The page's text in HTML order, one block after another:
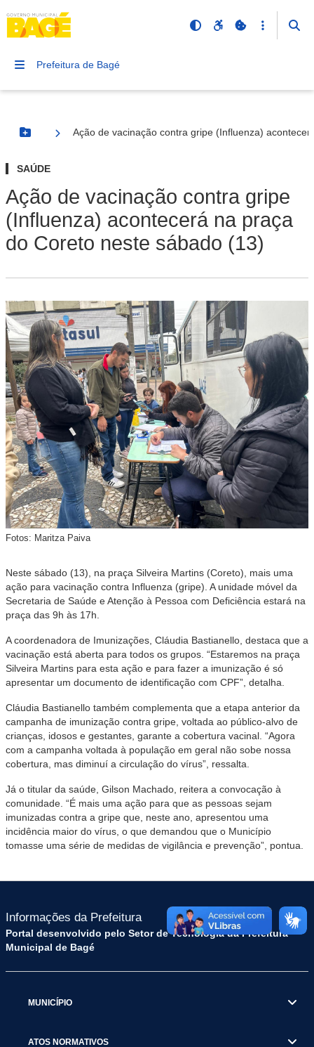
Prefeitura de Bagé
Botão Menu
Ação de vacinação contra gripe (Influenza)
SAÚDE
Ação de vacinação contra gripe
(Influenza) acontecerá na praça
do Coreto neste sábado (13)
Fotos: Maritza Paiva
Neste sábado (13), na praça Silveira Martins (Coreto), mais uma
ação para vacinação contra Influenza (gripe). A unidade móvel da
Secretaria de Saúde e Atenção à Pessoa com Deficiência estará na
praça das 9h às 17h.
A coordenadora de Imunizações, Cláudia Bastianello, destaca que a
vacinação está aberta para todos os grupos. “Estaremos na praça
Silveira Martins para esta ação e para fazer a imunização é só
apresentar um documento de identificação com CPF”, detalha.
Cláudia Bastianello também complementa que a etapa anterior da
campanha de imunização contra gripe, voltada ao público-alvo de
crianças, idosos e gestantes, garante a cobertura vacinal. “Agora
com a campanha voltada à população em geral não sobe nossa
cobertura, mas diminuí a circulação do vírus”, ressalta.
Já o titular da saúde, Gilson Machado, reitera a convocação à
comunidade. “É mais uma ação para que as pessoas sejam
imunizadas contra a gripe que, neste ano, apresentou uma
incidência maior do vírus, o que demandou que o Município
tomasse uma série de medidas de vigilância e prevenção”, pontua.
Informações da Prefeitura
Portal desenvolvido pelo Setor de Tecnologia da Prefeitura
Municipal de Bagé
MUNICÍPIO
ATOS NORMATIVOS